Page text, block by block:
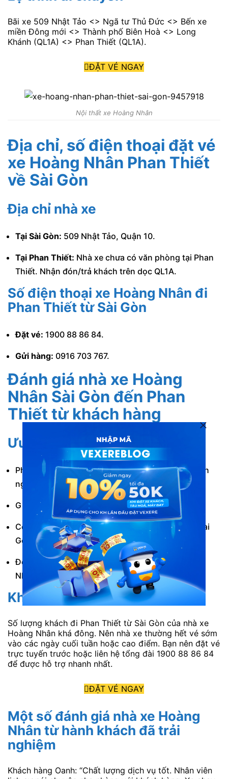
Bãi xe 509 Nhật Tảo <> Ngã tư Thủ Đức <> Bến xe
miền Đông mới <> Thành phố Biên Hoà <> Long
Khánh (QL1A) <> Phan Thiết (QL1A).
ĐẶT VÉ NGAY
Nội thất xe Hoàng Nhân
Địa chỉ, số điện thoại đặt vé
xe Hoàng Nhân Phan Thiết
về Sài Gòn
Địa chỉ nhà xe
Tại Sài Gòn: 509 Nhật Tảo, Quận 10.
Tại Phan Thiết: Nhà xe chưa có văn phòng tại Phan
Thiết. Nhận đón/trả khách trên dọc QL1A.
Số điện thoại xe Hoàng Nhân đi
Phan Thiết từ Sài Gòn
Đặt vé: 1900 88 86 84.
Gửi hàng: 0916 703 767.
Đánh giá nhà xe Hoàng
Nhân Sài Gòn đến Phan
Thiết từ khách hàng
Ưu điểm
Phục vụ dòng xe giường nằm hiện đại, đầy đủ tiện
nghi với mực giá hợp lý.
Giờ xuất bến linh hoạt mỗi ngày.
Có hỗ trợ đón/trả dọc đường tại nhiều điểm tại Sài
Gòn & Phan Thiết.
Đội ngũ tài xế chuyên nghiệp, giàu kinh nghiệm.
Nhận viên luôn nhiệt tình hỗ trợ hành khách.
Khuyết điểm
Số lượng khách đi Phan Thiết từ Sài Gòn của nhà xe
Hoàng Nhân khá đông. Nên nhà xe thường hết vé sớm
vào các ngày cuối tuần hoặc cao điểm. Bạn nên đặt vé
trực tuyến trước hoặc liên hệ tổng đài 1900 88 86 84
để được hỗ trợ nhanh nhất.
ĐẶT VÉ NGAY
Một số đánh giá nhà xe Hoàng
Nhân từ hành khách đã trải
nghiệm
Khách hàng Oanh: “Chất lượng dịch vụ tốt. Nhân viên